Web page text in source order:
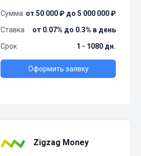
Сумма от 50 000 ₽ до 5 000 000 ₽
Ставка
от 0.07% до 0.3% в день
Срок
1 - 1080 дн.
Оформить заявку
Zigzag Money